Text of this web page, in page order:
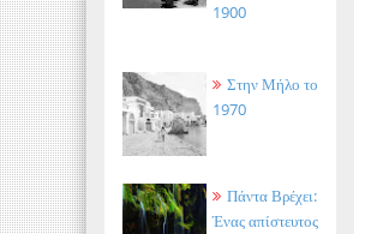
1900
Στην Μήλο το
1970
Πάντα Βρέχει:
Ένας απίστευτος